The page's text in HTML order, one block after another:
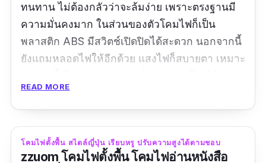
ทนทาน ไม่ต้องกลัวว่าจะล้มง่าย เพราะตรงฐานมี
ความมั่นคงมาก ในส่วนของตัวโคมไฟก็เป็น
พลาสติก ABS มีสวิตช์เปิดปิดได้สะดวก นอกจากนี้
ยังแถมหลอดไฟให้อีกด้วย แสงไฟก็สบายตา เหมาะ
ต้องโดนโคมไฟตั้งพื้นตัวนี้เลย
ขนาด :สูง 146 cm.
READ MORE
โคมไฟตั้งพื้น สไตล์ญี่ปุ่น เรียบหรู ปรับความสูงได้ตามชอบ
zzuom โคมไฟตั้งพื้น โคมไฟอ่านหนังสือ